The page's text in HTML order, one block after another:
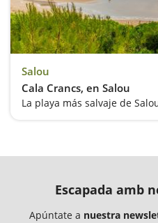
Salou
Cala Crancs, en Salou
La playa más salvaje de
Escapada amb
Apúntate a nuestra